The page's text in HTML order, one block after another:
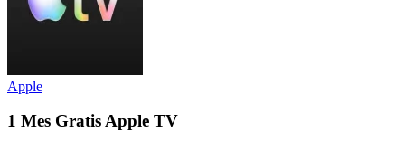
Apple
1 Mes Gratis Apple TV